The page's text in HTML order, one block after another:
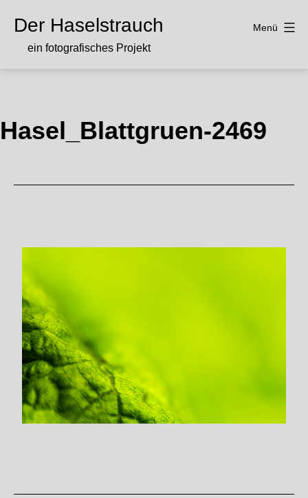
InhaltDer Haselstrauch
ein fotografisches Projekt
Menü
Hasel_Blattgruen-2469